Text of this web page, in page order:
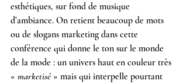
esthétiques, sur fond de musique
d’ambiance. On retient beaucoup de mots
ou de slogans marketing dans cette
conférence qui donne le ton sur le monde
de la mode : un univers haut en couleur très
« marketisé » mais qui interpelle pourtant